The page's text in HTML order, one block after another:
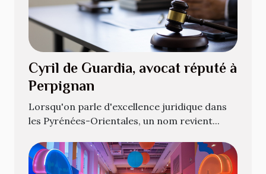
Cyril de Guardia, avocat réputé à
Perpignan
Lorsqu'on parle d'excellence juridique dans
les Pyrénées-Orientales, un nom revient...